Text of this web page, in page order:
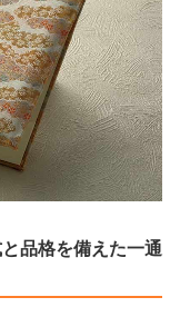
品格を備えた一通